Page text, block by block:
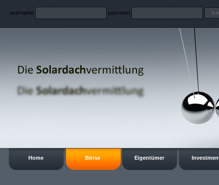
username passwort
Home Börse Eigentümer